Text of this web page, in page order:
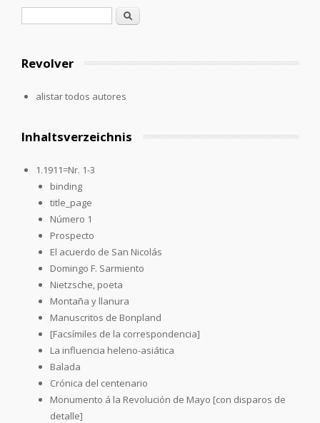
Formulario de búsqueda
Buscar
Revolver
alistar todos autores
Inhaltsverzeichnis
1.1911=Nr. 1-3
binding
title_page
Número 1
Prospecto
El acuerdo de San Nicolás
Domingo F. Sarmiento
Nietzsche, poeta
Montaña y llanura
Manuscritos de Bonpland
[Facsímiles de la correspondencia]
La influencia heleno-asiática
Balada
Crónica del centenario
Monumento á la Revolución de Mayo [con disparos de
detalle]